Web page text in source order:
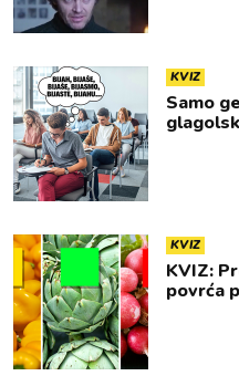
KVIZ
Samo
KVIZ
KVIZ:
povrća